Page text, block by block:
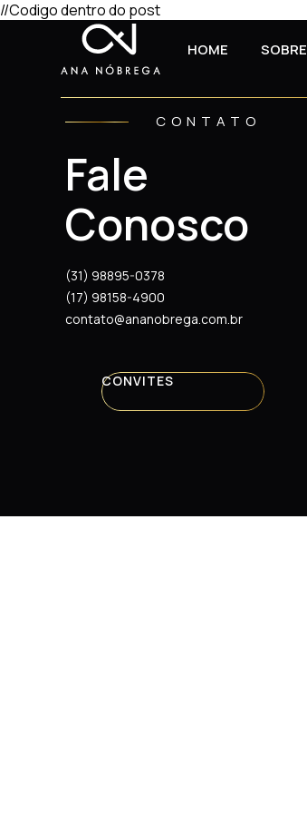
HOME SOBRE
//Codigo dentro do post
CONTATO
Fale
Conosco
(31) 98895-0378
(17) 98158-4900
contato@ananobrega.com.br
CONVITES